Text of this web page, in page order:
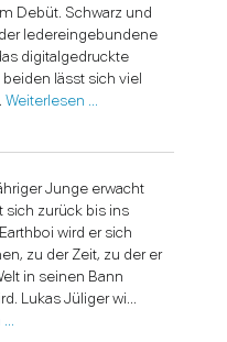
Debüt. Schwarz und
ledereingebundene
digitalgedruckte
beiden lässt sich viel
Weiterlesen …
Junge erwacht
sich zurück bis ins
wird er sich
zu der Zeit, zu der er
in seinen Bann
Lukas Jüliger wi...
…